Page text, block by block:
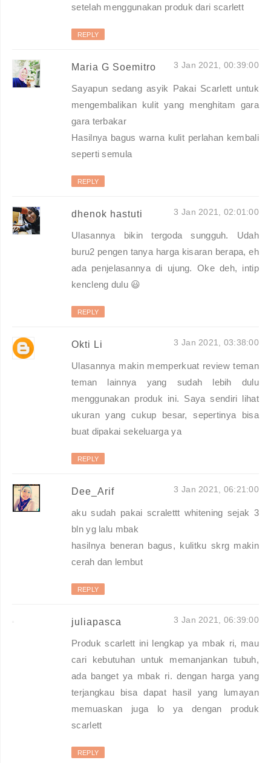
setelah menggunakan produk dari scarlett
REPLY
Maria G Soemitro 3 Jan 2021, 00:39:00
Sayapun sedang asyik Pakai Scarlett untuk
mengembalikan kulit yang menghitam gara
gara terbakar
Hasilnya bagus warna kulit perlahan kembali
seperti semula
REPLY
dhenok hastuti 3 Jan 2021, 02:01:00
Ulasannya bikin tergoda sungguh. Udah
buru2 pengen tanya harga kisaran berapa, eh
ada penjelasannya di ujung. Oke deh, intip
kencleng dulu 😃
REPLY
Okti Li 3 Jan 2021, 03:38:00
Ulasannya makin memperkuat review teman
teman lainnya yang sudah lebih dulu
menggunakan produk ini. Saya sendiri lihat
ukuran yang cukup besar, sepertinya bisa
buat dipakai sekeluarga ya
REPLY
Dee_Arif 3 Jan 2021, 06:21:00
aku sudah pakai scralettt whitening sejak 3
bln yg lalu mbak
hasilnya beneran bagus, kulitku skrg makin
cerah dan lembut
REPLY
juliapasca 3 Jan 2021, 06:39:00
Produk scarlett ini lengkap ya mbak ri, mau
cari kebutuhan untuk memanjankan tubuh,
ada banget ya mbak ri. dengan harga yang
terjangkau bisa dapat hasil yang lumayan
memuaskan juga lo ya dengan produk
scarlett
REPLY